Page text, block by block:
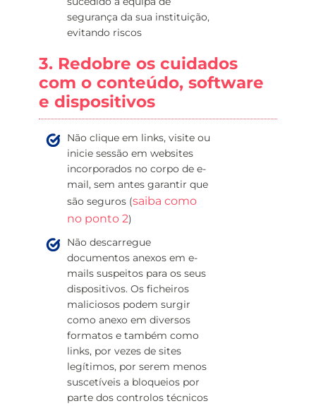
segurança da sua instituição,
evitando riscos
3. Redobre os cuidados
com o conteúdo, software
e dispositivos
Não clique em links, visite ou
inicie sessão em websites
incorporados no corpo de e-
mail, sem antes garantir que
são seguros (saiba como
no ponto 2)
Não descarregue
documentos anexos em e-
mails suspeitos para os seus
dispositivos. Os ficheiros
maliciosos podem surgir
como anexo em diversos
formatos e também como
links, por vezes de sites
legítimos, por serem menos
suscetíveis a bloqueios por
parte dos controlos técnicos